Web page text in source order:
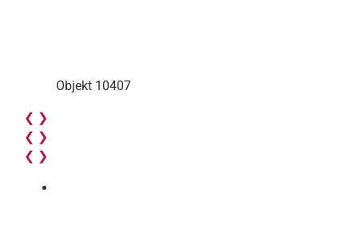
Objekt 10407
❮ ❯
❮ ❯
❮ ❯